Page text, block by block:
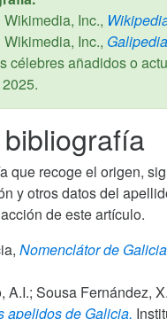
Inc.,
Inc.,
célebres añadidos o
.
que recoge el origen,
y otros datos del
de este artículo.
Nomenclátor de
A.I.; Sousa Fernández,
apelidos de Galicia,